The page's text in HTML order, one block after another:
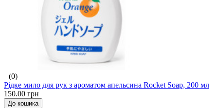
(0)
Рідке мило для рук з ароматом апельсина Rocket Soap, 200 мл
150.00 грн
До кошика